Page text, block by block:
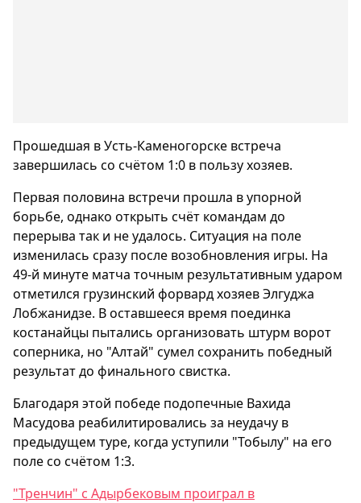
Прошедшая в Усть-Каменогорске встреча
завершилась со счётом 1:0 в пользу хозяев.
Первая половина встречи прошла в упорной
борьбе, однако открыть счёт командам до
перерыва так и не удалось. Ситуация на поле
изменилась сразу после возобновления игры. На
49-й минуте матча точным результативным ударом
отметился грузинский форвард хозяев Элгуджа
Лобжанидзе. В оставшееся время поединка
костанайцы пытались организовать штурм ворот
соперника, но "Алтай" сумел сохранить победный
результат до финального свистка.
Благодаря этой победе подопечные Вахида
Масудова реабилитировались за неудачу в
предыдущем туре, когда уступили "Тобылу" на его
поле со счётом 1:3.
"Тренчин" с Адырбековым проиграл в